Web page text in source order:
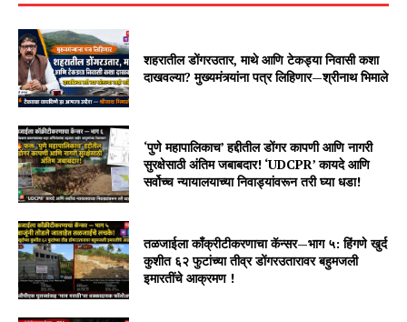
शहरातील डोंगरउतार, माथे आणि टेकड्या निवासी कशा
दाखवल्या? मुख्यमंत्र्यांना पत्र लिहिणार—श्रीनाथ भिमाले
‘पुणे महापालिकाच’ हद्दीतील डोंगर कापणी आणि नागरी
सुरक्षेसाठी अंतिम जबाबदार! ‘UDCPR’ कायदे आणि
सर्वोच्च न्यायालयाच्या निवाड्यांवरून तरी घ्या धडा!
तळजाईला काँक्रीटीकरणाचा कॅन्सर—भाग ५: हिंगणे खुर्द
कुशीत ६२ फुटांच्या तीव्र डोंगरउतारावर बहुमजली
इमारतींचे आक्रमण !